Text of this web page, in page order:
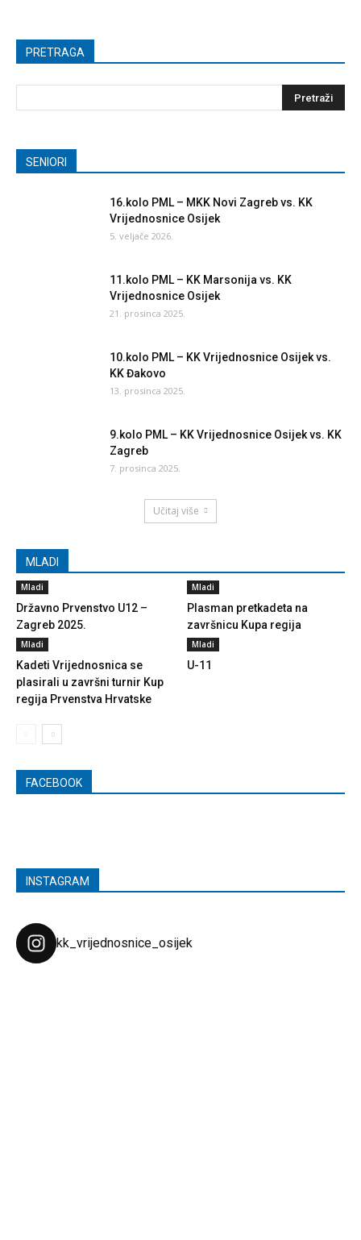
PRETRAGA
SENIORI
16.kolo PML – MKK Novi Zagreb vs. KK
Vrijednosnice Osijek
5. veljače 2026.
11.kolo PML – KK Marsonija vs. KK
Vrijednosnice Osijek
21. prosinca 2025.
10.kolo PML – KK Vrijednosnice Osijek vs.
KK Đakovo
13. prosinca 2025.
9.kolo PML – KK Vrijednosnice Osijek vs. KK
Zagreb
7. prosinca 2025.
Učitaj više
MLADI
Mladi
Državno Prvenstvo U12 –
Zagreb 2025.
Mladi
Plasman pretkadeta na
završnicu Kupa regija
Mladi
Kadeti Vrijednosnica se
plasirali u završni turnir Kup
regija Prvenstva Hrvatske
Mladi
U-11
FACEBOOK
INSTAGRAM
kk_vrijednosnice_osijek